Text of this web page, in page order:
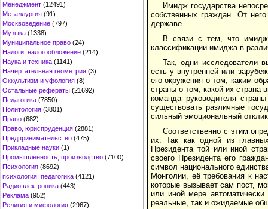
Менеджмент (12491)
Металлургия (91)
Москвоведение (797)
Музыка (1338)
Муниципальное право (24)
Налоги, налогообложение (214)
Наука и техника (1141)
Начертательная геометрия (3)
Оккультизм и уфология (8)
Остальные рефераты (21692)
Педагогика (7850)
Политология (3801)
Право (682)
Право, юриспруденция (2881)
Предпринимательство (475)
Прикладные науки (1)
Промышленность, производство (7100)
Психология (8692)
психология, педагогика (4121)
Радиоэлектроника (443)
Реклама (952)
Религия и мифология (2967)
Имидж государства
собственных граждан. От
державе.
В связи с тем, что имидж
классификации имиджа в
Так, одни исследователи
есть у внутренней или
его окружения о том, каким
страны о том, какой их страна
команда руководителя
существовать различные
сильный эмоциональный
Соответственно с этим
их. Так как одной из
Президента той или иной
своего Президента его
символ национального
Монголии, её требования к
которые вызывает сам пост,
или иной мере
реальные, так и ожидаемые